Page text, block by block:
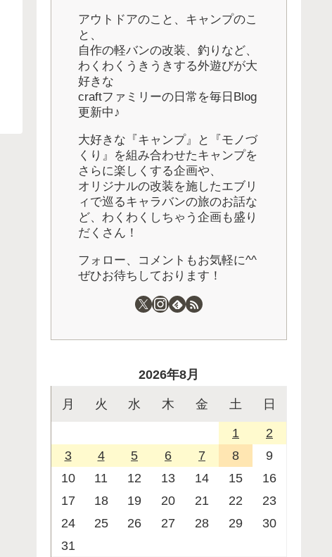
アウトドアのこと、キャンプのこ
と、
自作の軽バンの改装、釣りなど、
わくわくうきうきする外遊びが大
好きな
craftファミリーの日常を毎日Blog
更新中♪
大好きな『キャンプ』と『モノづ
くり』を組み合わせたキャンプを
さらに楽しくする企画や、
オリジナルの改装を施したエブリ
ィで巡るキャラバンの旅のお話な
ど、わくわくしちゃう企画も盛り
だくさん！
フォロー、コメントもお気軽に^^
ぜひお待ちしております！
2026年8月
月 火 水 木 金 土 日
1
2
3
4 5 6 7 8
9
10
11 12 13 14 15
16
17
18 19 20 21 22
23
24
25 26 27 28 29
30
31